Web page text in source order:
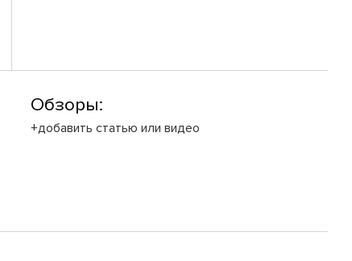
Обзоры:
+добавить статью или видео